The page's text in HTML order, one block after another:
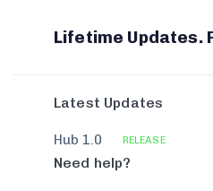
Lifetime Updates.
Latest Updates
Hub 1.0 RELEASE
Need help?